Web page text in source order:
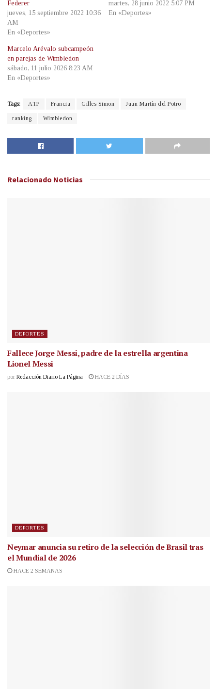
Federer
jueves, 15 septiembre 2022 10:36
AM
En «Deportes»
martes, 28 junio 2022 5:07 PM
En «Deportes»
Marcelo Arévalo subcampeón
en parejas de Wimbledon
sábado, 11 julio 2026 8:23 AM
En «Deportes»
Tags: ATP Francia Gilles Simon Juan Martín del Potro
ranking Wimbledon
Relacionado Noticias
DEPORTES
Fallece Jorge Messi, padre de la estrella argentina
Lionel Messi
por Redacción Diario La Página HACE 2 DÍAS
DEPORTES
Neymar anuncia su retiro de la selección de Brasil tras
el Mundial de 2026
HACE 2 SEMANAS